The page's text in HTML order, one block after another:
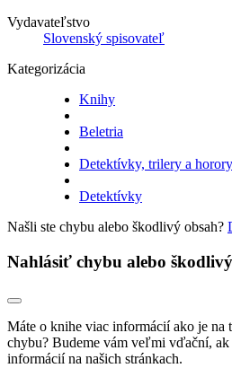
Vydavateľstvo
Slovenský spisovateľ
Kategorizácia
Knihy
Beletria
Detektívky, trilery a horory
Detektívky
Našli ste chybu alebo škodlivý obsah?
Nahlásiť chybu alebo
Máte o knihe viac informácií ako je na
chybu? Budeme vám veľmi vďační, ak
informácií na našich stránkach.